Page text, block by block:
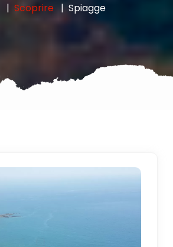
Scoprire Spiagge